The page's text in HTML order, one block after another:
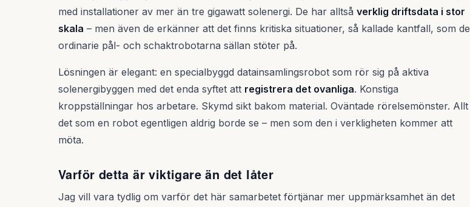
med installationer av mer än tre gigawatt solenergi. De har alltså verklig driftsdata i stor
skala – men även de erkänner att det finns kritiska situationer, så kallade kantfall, som de
ordinarie pål- och schaktrobotarna sällan stöter på.
Lösningen är elegant: en specialbyggd datainsamlingsrobot som rör sig på aktiva
solenergibyggen med det enda syftet att registrera det ovanliga. Konstiga
kroppställningar hos arbetare. Skymd sikt bakom material. Oväntade rörelsemönster. Allt
det som en robot egentligen aldrig borde se – men som den i verkligheten kommer att
möta.
Varför detta är viktigare än det låter
Jag vill vara tydlig om varför det här samarbetet förtjänar mer uppmärksamhet än det